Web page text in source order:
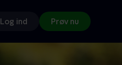
Log ind Prøv nu